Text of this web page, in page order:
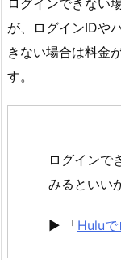
ログインできない
が、ログインIDや
きない場合は料金
す。
ログインで
みるといい
► 「Hulu